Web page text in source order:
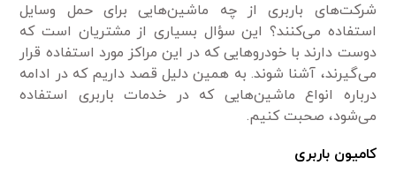
شرکت‌های باربری از چه ماشین‌هایی برای حمل وسایل
استفاده می‌کنند؟ این سؤال بسیاری از مشتریان است که
دوست دارند با خودروهایی که در این مراکز مورد استفاده قرار
می‌گیرند، آشنا شوند. به همین دلیل قصد داریم که در ادامه
درباره انواع ماشین‌هایی که در خدمات باربری استفاده
می‌شود، صحبت کنیم.
کامیون باربری